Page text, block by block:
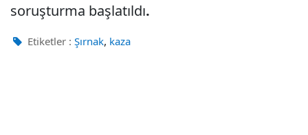
soruşturma başlatıldı.
Etiketler : Şırnak, kaza